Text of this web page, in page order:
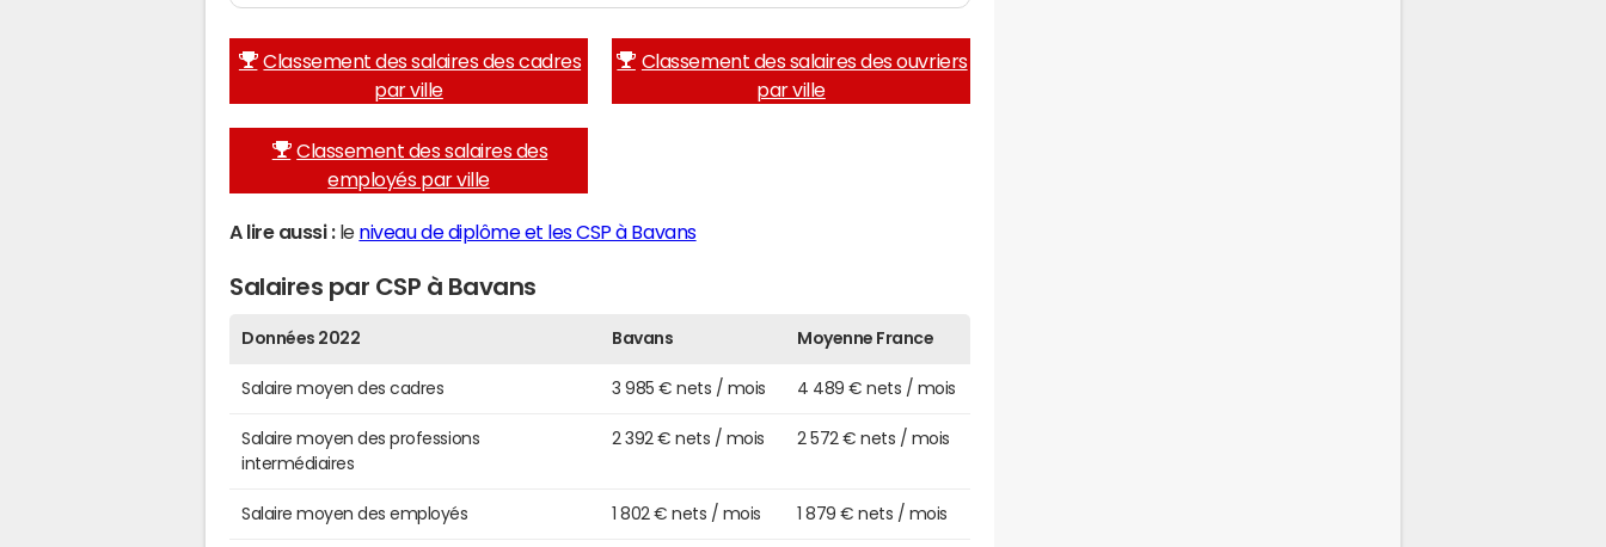
Classement des salaires des cadres
par ville
Classement des salaires des ouvriers
par ville
Classement des salaires des
employés par ville
A lire aussi :le niveau de diplôme et les CSP à Bavans
Salaires par CSP à Bavans
Données 2022 Bavans Moyenne France
Salaire moyen des cadres 3 985 € nets / mois 4 489 € nets / mois
Salaire moyen des professions
intermédiaires
2 392 € nets / mois 2 572 € nets / mois
Salaire moyen des employés 1 802 € nets / mois 1 879 € nets / mois